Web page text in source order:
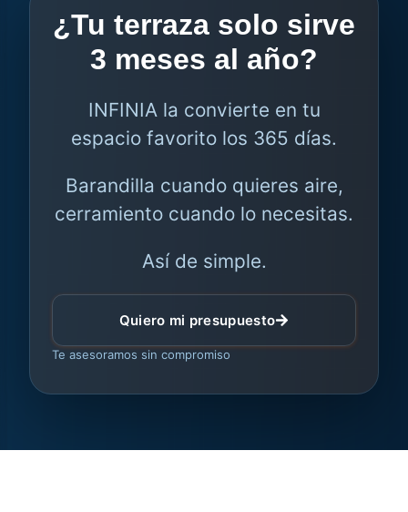
¿Tu terraza solo sirve
3 meses al año?
INFINIA la convierte en tu
espacio favorito los 365 días.
Barandilla cuando quieres aire,
cerramiento cuando lo necesitas.
Así de simple.
Quiero mi presupuesto
Te asesoramos sin compromiso